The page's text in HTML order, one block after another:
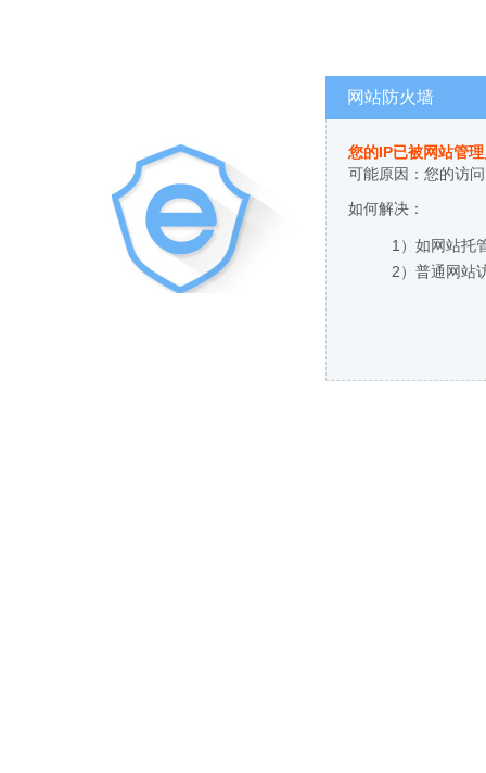
网站防火墙
您的IP已被网站管
可能原因：您的访
如何解决：
1）如网站托
2）普通网站